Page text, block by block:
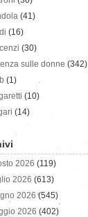
(41)
(16)
(30)
sulle donne (342)
(1)
(10)
(14)
2026 (119)
2026 (613)
2026 (545)
2026 (402)